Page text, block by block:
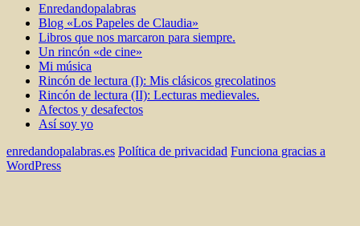
Enredandopalabras
Blog «Los Papeles de Claudia»
Libros que nos marcaron para siempre.
Un rincón «de cine»
Mi música
Rincón de lectura (I): Mis clásicos grecolatinos
Rincón de lectura (II): Lecturas medievales.
Afectos y desafectos
Así soy yo
enredandopalabras.es Política de privacidad Funciona gracias a
WordPress